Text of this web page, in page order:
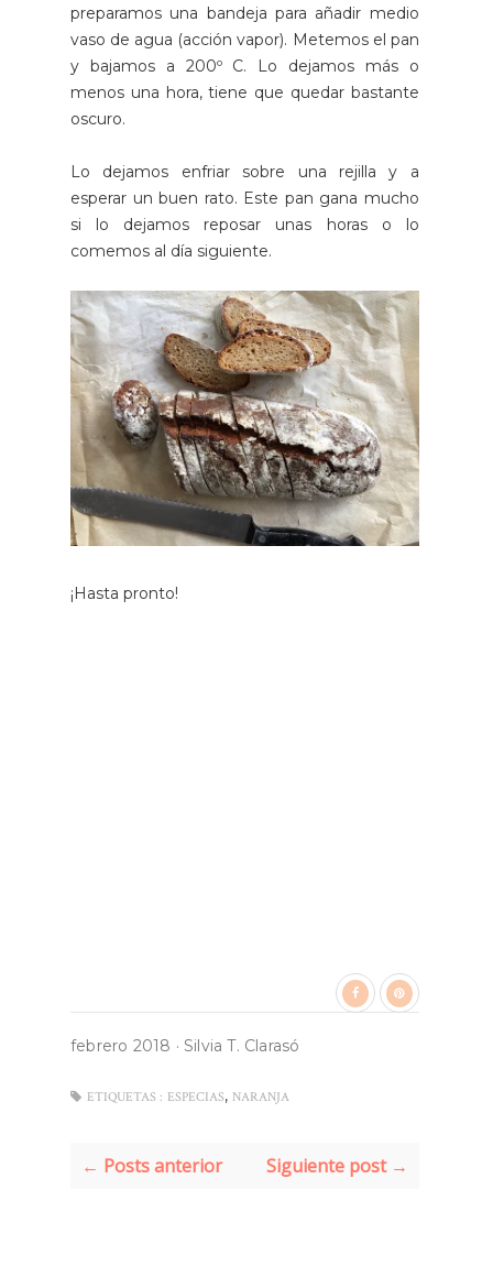
preparamos una bandeja para añadir medio
vaso de agua (acción vapor). Metemos el pan
y bajamos a 200º C. Lo dejamos más o
menos una hora, tiene que quedar bastante
oscuro.
Lo dejamos enfriar sobre una rejilla y a
esperar un buen rato. Este pan gana mucho
si lo dejamos reposar unas horas o lo
comemos al día siguiente.
¡Hasta pronto!
febrero 2018 · Silvia T. Clarasó
ETIQUETAS : ESPECIAS, NARANJA
← Posts anterior Siguiente post →